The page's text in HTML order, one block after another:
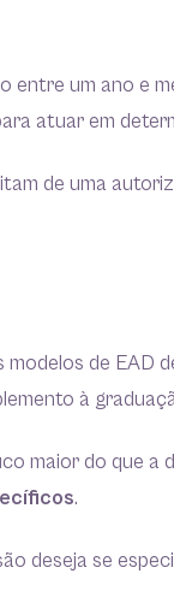
entre um ano e
atuar em
de uma
de EAD
à
maior do que a
.
deseja se